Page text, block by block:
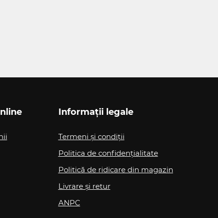
Informații legale
Termeni și condiții
Politica de confidențialitate
Politică de ridicare din magazin
Livrare și retur
ANPC